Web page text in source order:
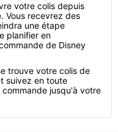
votre colis depuis
Vous recevrez des
une étape
planifier en
de Disney
trouve votre colis de
suivez en toute
jusqu'à votre